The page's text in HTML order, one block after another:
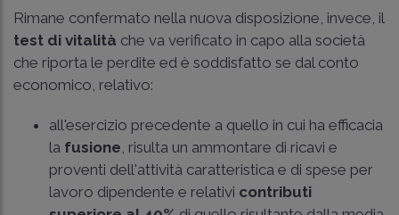
Rimane confermato nella nuova disposizione, invece, il
test di vitalità che va verificato in capo alla società
che riporta le perdite ed è soddisfatto se dal conto
economico, relativo:
all'esercizio precedente a quello in cui ha efficacia
la fusione , risulta un ammontare di ricavi e
proventi dell'attività caratteristica e di spese per
lavoro dipendente e relativi contributi